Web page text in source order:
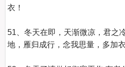
衣！
51、冬天在即，天渐微凉，君之
地，雁归成行，念我思量，多加衣